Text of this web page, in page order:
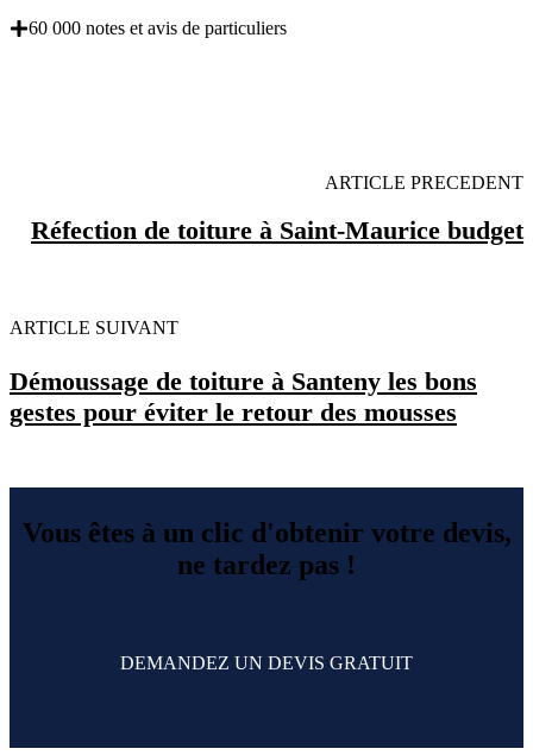
60 000 notes et avis de particuliers
ARTICLE PRECEDENT
Réfection de toiture à Saint-Maurice budget
ARTICLE SUIVANT
Démoussage de toiture à Santeny les bons
gestes pour éviter le retour des mousses
Vous êtes à un clic d'obtenir votre devis,
ne tardez pas !
DEMANDEZ UN DEVIS GRATUIT